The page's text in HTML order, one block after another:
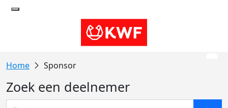
Sponsor
Zoek een deelnemer